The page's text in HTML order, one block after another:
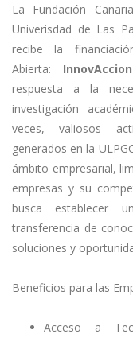
La Fundación
Univerisdad de Las
recibe la
Abierta:
respuesta a la
investigación
veces, valiosos
generados en la
ámbito empresarial,
empresas y su
busca establecer
transferencia de
soluciones y
Beneficios para las
Acceso a